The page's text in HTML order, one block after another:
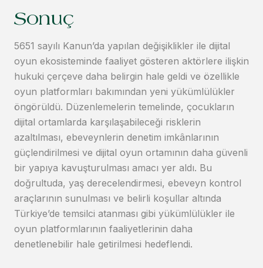
Sonuç
5651 sayılı Kanun’da yapılan değişiklikler ile dijital
oyun ekosisteminde faaliyet gösteren aktörlere ilişkin
hukuki çerçeve daha belirgin hale geldi ve özellikle
oyun platformları bakımından yeni yükümlülükler
öngörüldü. Düzenlemelerin temelinde, çocukların
dijital ortamlarda karşılaşabileceği risklerin
azaltılması, ebeveynlerin denetim imkânlarının
güçlendirilmesi ve dijital oyun ortamının daha güvenli
bir yapıya kavuşturulması amacı yer aldı. Bu
doğrultuda, yaş derecelendirmesi, ebeveyn kontrol
araçlarının sunulması ve belirli koşullar altında
Türkiye’de temsilci atanması gibi yükümlülükler ile
oyun platformlarının faaliyetlerinin daha
denetlenebilir hale getirilmesi hedeflendi.